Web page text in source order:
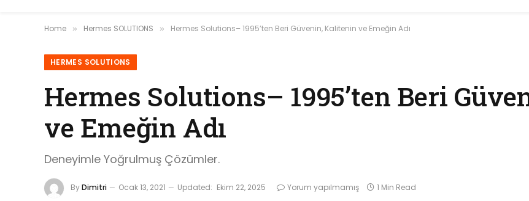
Home » Hermes SOLUTIONS » Hermes Solutions– 1995’ten Beri Güvenin, Kalitenin ve Emeğin Adı
HERMES SOLUTIONS
Hermes Solutions– 1995’ten Beri
ve Emeğin Adı
Deneyimle Yoğrulmuş Çözümler.
ByDimitri Ocak 13, 2021 Updated: Ekim 22, 2025 Yorum yapılmamış 1 Min Read